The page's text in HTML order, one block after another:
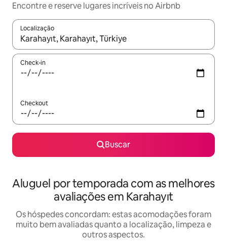
Encontre e reserve lugares incríveis no Airbnb
Localização
Quando os resultados estiverem disponíveis, explore-os
Check-in
Checkout
Buscar
Aluguel por temporada com as melhores
avaliações em Karahayıt
Os hóspedes concordam: estas acomodações foram
muito bem avaliadas quanto a localização, limpeza e
outros aspectos.